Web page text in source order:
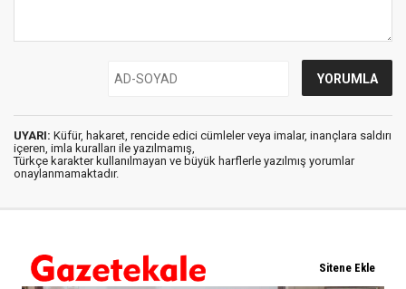
UYARI: Küfür, hakaret, rencide edici cümleler veya imalar, inançlara saldırı
içeren, imla kuralları ile yazılmamış,
Türkçe karakter kullanılmayan ve büyük harflerle yazılmış yorumlar
onaylanmamaktadır.